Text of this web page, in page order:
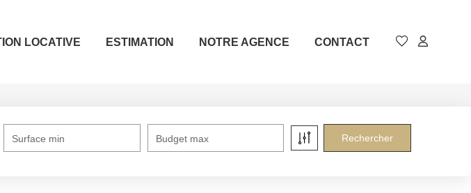
LOCATIVE ESTIMATION NOTRE AGENCE CONTACT
Surface min Budget max